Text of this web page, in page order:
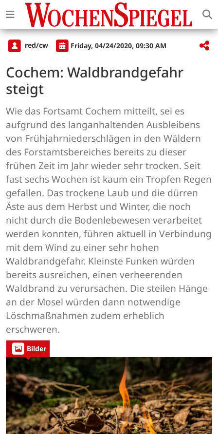
red/cw Friday, 04/24/2020, 09:30 AM
Cochem: Waldbrandgefahr
steigt
Wie das Fortsamt Cochem mitteilt, sei es
aufgrund des langanhaltenden Ausbleibens
von Frühjahrniederschlägen in den Wäldern
des Forstamtsbereiches bereits zu dieser
frühen Zeit im Jahr wieder sehr trocken. Seit
fast sechs Wochen ist kaum ein Tropfen Regen
gefallen. Das trockene Laub und die dürren
Äste aus dem Herbst und Winter, die noch
nicht durch die Bodenlebewesen verarbeitet
werden konnten, führen aktuell in Verbindung
mit dem Wind zu einer sehr hohen
Waldbrandgefahr. Kleinste Funken würden
bereits ausreichen, einen verheerenden
Waldbrand zu verursachen. Die steilen Hänge
an der Mosel würden dann notwendige
Löschmaßnahmen zudem erheblich
erschweren.
Bilder